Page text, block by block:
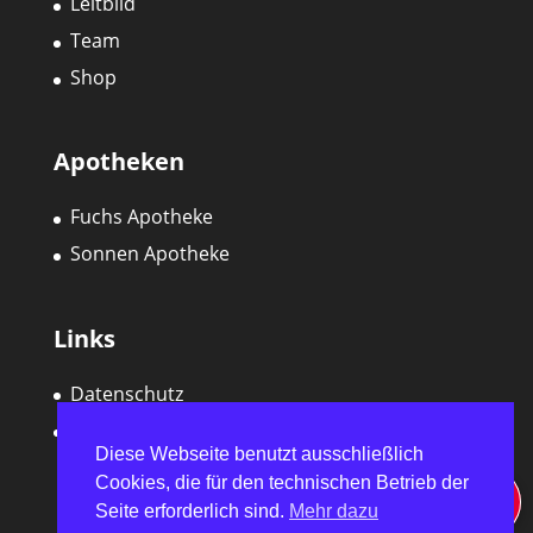
Team
Shop
Apotheken
Fuchs Apotheke
Sonnen Apotheke
Links
Datenschutz
Diese Webseite benutzt ausschließlich
Cookies, die für den technischen Betrieb der
Seite erforderlich sind. Mehr dazu